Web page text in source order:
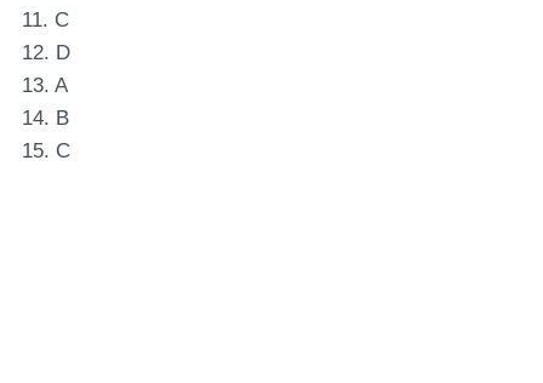
11. C
12. D
13. A
14. B
15. C